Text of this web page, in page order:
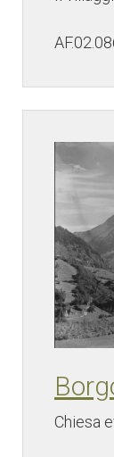
Chiesa